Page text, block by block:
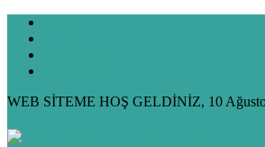
WEB SİTEME HOŞ GELDİNİZ, 10